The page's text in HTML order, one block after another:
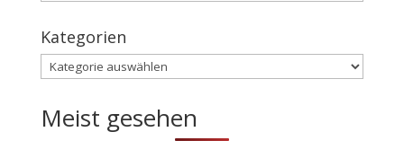
Kategorien
Kategorien
Meist gesehen